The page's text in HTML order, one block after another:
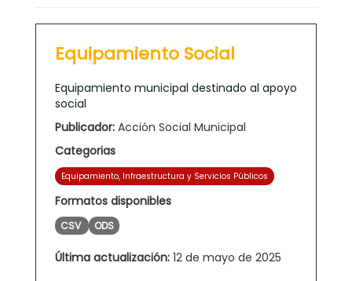
Equipamiento Social
Equipamiento municipal destinado al apoyo
social
Publicador: Acción Social Municipal
Categorias
Equipamiento, Infraestructura y Servicios Públicos
Formatos disponibles
CSV ODS
Última actualización: 12 de mayo de 2025